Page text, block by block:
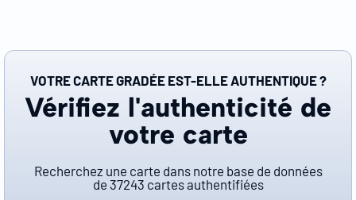
VOTRE CARTE GRADÉE EST-ELLE AUTHENTIQUE ?
Vérifiez l'authenticité de
votre carte
Recherchez une carte dans notre base de données
de 37243 cartes authentifiées